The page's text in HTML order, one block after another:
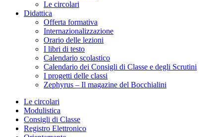
Le circolari
Didattica
Offerta formativa
Internazionalizzazione
Orario delle lezioni
I libri di testo
Calendario scolastico
Calendario dei Consigli di Classe e degli Scrutini
I progetti delle classi
Zephyrus – Il magazine del Bocchialini
Le circolari
Modulistica
Consigli di Classe
Registro Elettronico